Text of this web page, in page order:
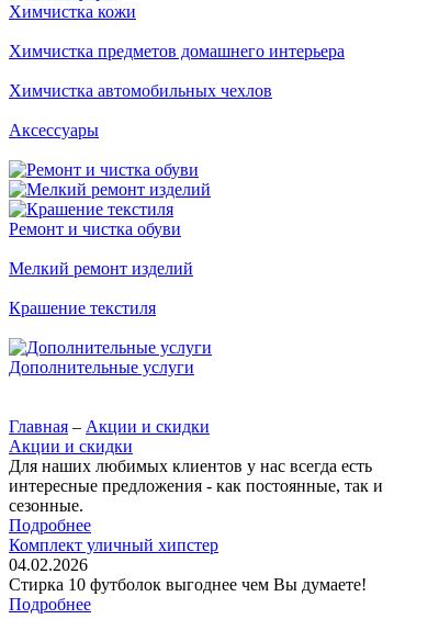
Химчистка кожи
Химчистка предметов домашнего интерьера
Химчистка автомобильных чехлов
Аксессуары
Ремонт и чистка обуви
Мелкий ремонт изделий
Крашение текстиля
Дополнительные услуги
Главная – Акции и скидки
Акции и скидки
Для наших любимых клиентов у нас всегда есть
интересные предложения - как постоянные, так и
сезонные.
Подробнее
Комплект уличный хипстер
04.02.2026
Стирка 10 футболок выгоднее чем Вы думаете!
Подробнее